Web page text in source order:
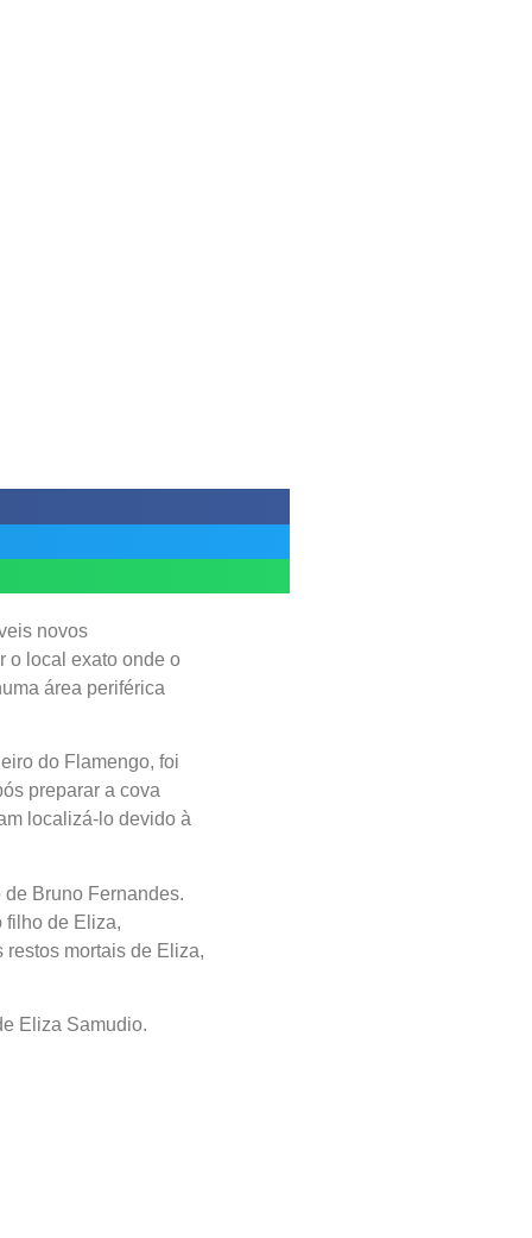
novos
o local exato onde o
área periférica
do Flamengo, foi
preparar a cova
localizá-lo devido à
Bruno Fernandes.
filho de Eliza,
mortais de Eliza,
Eliza Samudio.